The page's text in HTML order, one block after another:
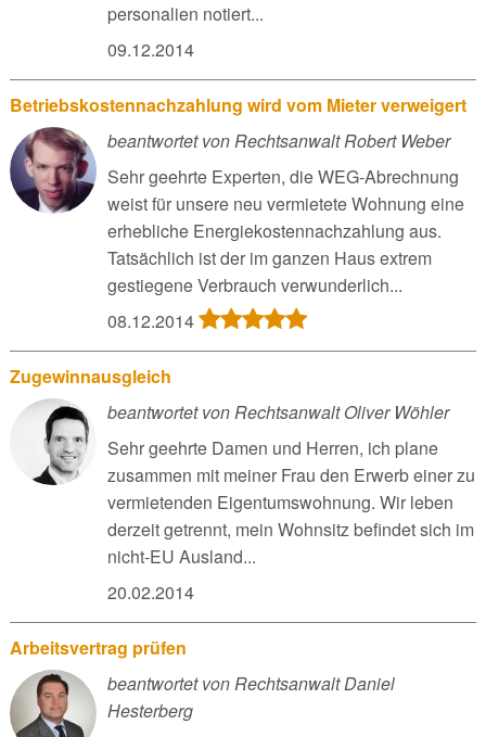
personalien notiert...
09.12.2014
Betriebskostennachzahlung wird vom Mieter verweigert
beantwortet von Rechtsanwalt Robert Weber
Sehr geehrte Experten, die WEG-Abrechnung
weist für unsere neu vermietete Wohnung eine
erhebliche Energiekostennachzahlung aus.
Tatsächlich ist der im ganzen Haus extrem
gestiegene Verbrauch verwunderlich...
08.12.2014
Zugewinnausgleich
beantwortet von Rechtsanwalt Oliver Wöhler
Sehr geehrte Damen und Herren, ich plane
zusammen mit meiner Frau den Erwerb einer zu
vermietenden Eigentumswohnung. Wir leben
derzeit getrennt, mein Wohnsitz befindet sich im
nicht-EU Ausland...
20.02.2014
Arbeitsvertrag prüfen
beantwortet von Rechtsanwalt Daniel
Hesterberg